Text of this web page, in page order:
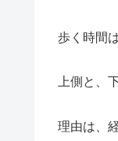
歩く時間
上側と、
理由は、